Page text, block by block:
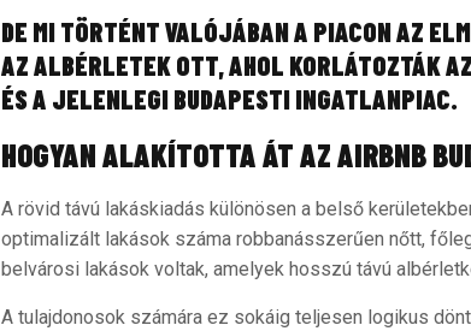
DE MI TÖRTÉNT VALÓJÁBAN A PIACON AZ
AZ ALBÉRLETEK OTT, AHOL KORLÁTOZTÁK
ÉS A JELENLEGI BUDAPESTI INGATLANPIAC.
HOGYAN ALAKÍTOTTA ÁT AZ AIRBNB
A rövid távú lakáskiadás különösen a belső
optimalizált lakások száma robbanásszerűen nőtt,
belvárosi lakások voltak, amelyek hosszú távú
A tulajdonosok számára ez sokáig teljesen logikus